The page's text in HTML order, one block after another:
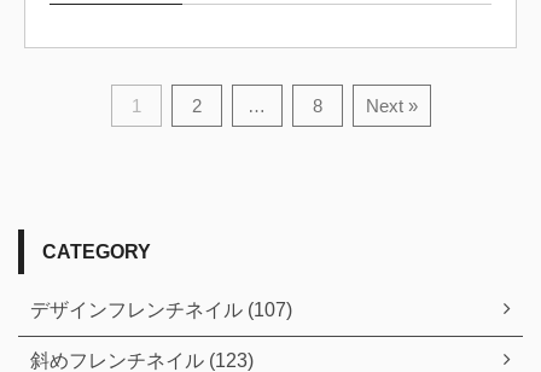
1 2 … 8 Next »
CATEGORY
デザインフレンチネイル (107)
斜めフレンチネイル (123)